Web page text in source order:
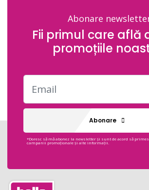
Abonare
Fii primul care află
promoțiile
Abonare
*Doresc să mă abonez la newsletter și sunt de acord să
campanii promoționale și alte informații.